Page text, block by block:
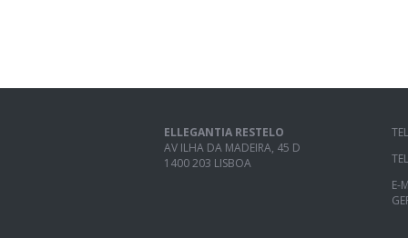
ELLEGANTIA RESTELO
AV ILHA DA MADEIRA, 45 D
1400 203 LISBOA
E-